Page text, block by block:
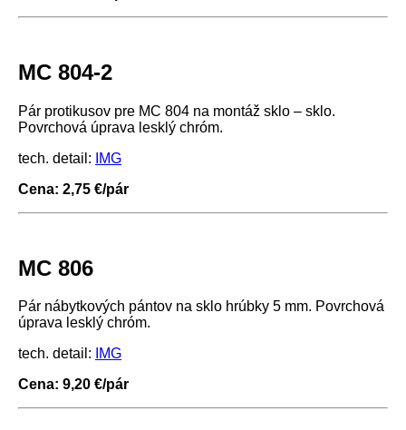
MC 804-2
Pár protikusov pre MC 804 na montáž sklo – sklo.
Povrchová úprava lesklý chróm.
tech. detail:
IMG
Cena: 2,75 €/pár
MC 806
Pár nábytkových pántov na sklo hrúbky 5 mm. Povrchová
úprava lesklý chróm.
tech. detail:
IMG
Cena: 9,20 €/pár